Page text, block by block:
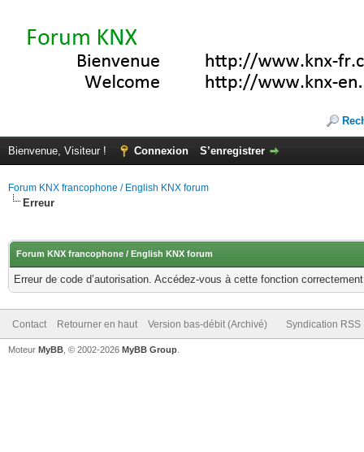
Bienvenue, Visiteur ! Connexion S’enregistrer
Forum KNX francophone / English KNX forum
Erreur
Forum KNX francophone / English KNX forum
Erreur de code d’autorisation. Accédez-vous à cette fonction
Contact Retourner en haut Version bas-débit (Archivé) Syndication RSS
Moteur MyBB , © 2002-2026 MyBB Group